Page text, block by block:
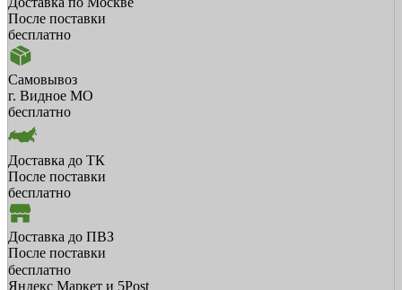
После поставки
бесплатно
Самовывоз
г. Видное МО
бесплатно
Доставка до ТК
После поставки
бесплатно
Доставка до ПВЗ
После поставки
бесплатно
Яндекс Маркет и 5Post